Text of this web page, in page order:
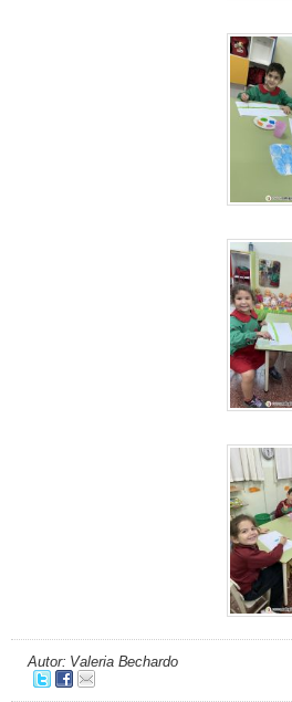
Autor: Valeria Bechardo